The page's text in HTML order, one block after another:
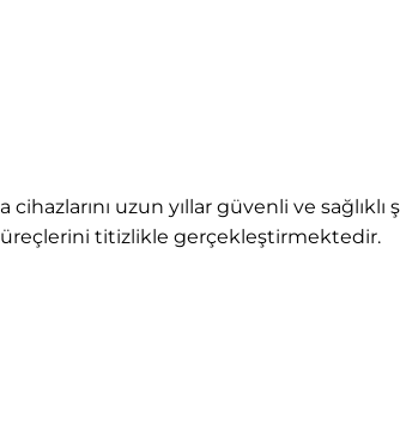
uzun yıllar güvenli ve sağlıklı
titizlikle gerçekleştirmektedir.